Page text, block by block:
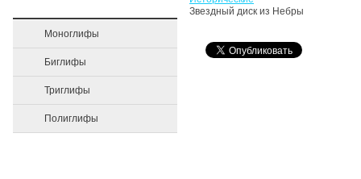
Моноглифы
Биглифы
Триглифы
Полиглифы
Звездный диск из Небры